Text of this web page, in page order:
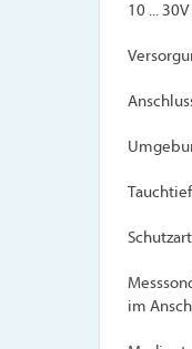
10 ...
im